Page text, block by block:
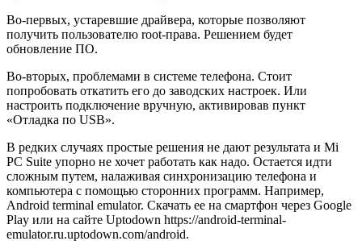
Во-первых, устаревшие драйвера, которые позволяют
получить пользователю root-права. Решением будет
обновление ПО.
Во-вторых, проблемами в системе телефона. Стоит
попробовать откатить его до заводских настроек. Или
настроить подключение вручную, активировав пункт
«Отладка по USB».
В редких случаях простые решения не дают результата и Mi
PC Suite упорно не хочет работать как надо. Остается идти
сложным путем, налаживая синхронизацию телефона и
компьютера с помощью сторонних программ. Например,
Android terminal emulator. Скачать ее на смартфон через Google
Play или на сайте Uptodown https://android-terminal-
emulator.ru.uptodown.com/android.